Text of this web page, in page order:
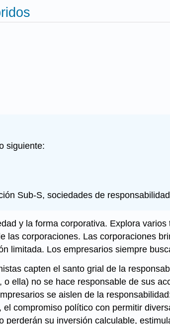
siguiente:
Sub-S, sociedades de
y la forma corporativa. Explora
las corporaciones. Las corporaciones
limitada. Los empresarios siempre
capten el santo grial de la
o ella) no se hace responsable de sus
se aislen de la
compromiso político con permitir
su inversión calculable,